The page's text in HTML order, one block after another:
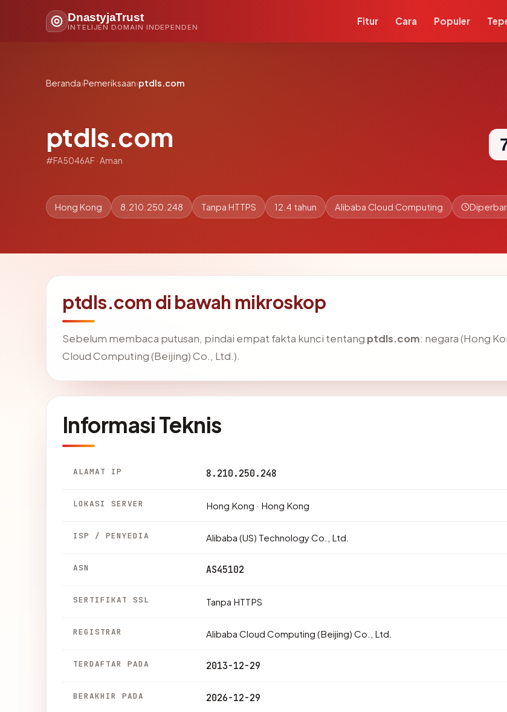
DnastyjaTrust
INTELIJEN DOMAIN INDEPENDEN
Fitur Cara Populer
Beranda›Pemeriksaan›ptdls.com
ptdls.com
#FA5046AF · Aman
Hong Kong 8.210.250.248 Tanpa HTTPS 12.4 tahun Alibaba Cloud Computing
ptdls.com di bawah mikroskop
Sebelum membaca putusan, pindai empat fakta kunci tentang ptdls.com: negara (Hong
Cloud Computing (Beijing) Co., Ltd.).
Informasi Teknis
ALAMAT IP 8.210.250.248
LOKASI SERVER Hong Kong · Hong Kong
ISP / PENYEDIA Alibaba (US) Technology Co., Ltd.
ASN AS45102
SERTIFIKAT SSL Tanpa HTTPS
REGISTRAR Alibaba Cloud Computing (Beijing) Co., Ltd.
TERDAFTAR PADA 2013-12-29
BERAKHIR PADA 2026-12-29